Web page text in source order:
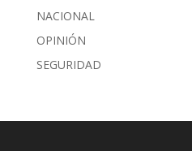
NACIONAL
OPINIÓN
SEGURIDAD